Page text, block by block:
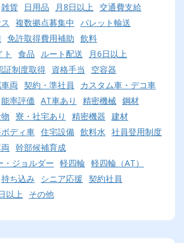
雑貨 日用品 月8日以上 交通費支給
複数拠点募集中
パレット輸送
免許取得費用補助 飲料
ト
食品 ルート配送
月6日以上
証制度取得 資格手当
空容器
両 契約・準社員
カスタム車・デコ車
能率評価 AT車あり 精密機械 鋼材
寮・社宅あり 精密機器 建材
ディ車 住宅設備 飲料水 社員登用制度
幹部候補育成
・ジョルダー 軽四輪 軽四輪（AT）
持ち込み シニア応援 契約社員
以上 その他